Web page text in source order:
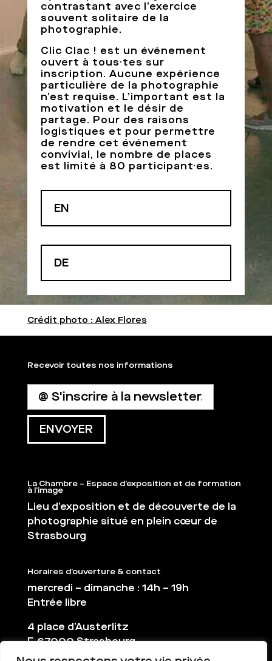
contrastant avec l’exercice
souvent solitaire de la
photographie.
Clic Clac ! est un événement
ouvert à tous·tes sur
inscription. Aucune expérience
particulière de la photographie
n’est requise. L’important est la
motivation et le désir de
partage. Pour des raisons
logistiques et pour permettre
de rendre cet événement
convivial, le nombre de places
est limité à 80 participant·es.
EN
DE
Crédit photo : Alex Flores
Recevoir toutes nos informations
La Chambre – Espace d’exposition et de formation
à l’image
Lieu d’exposition et de découverte de la
photographie situé en plein cœur de
Strasbourg
Horaires d’ouverture & contact
mercredi – dimanche : 14h – 19h
Entrée libre
4 place d’Austerlitz
F-67000 Strasbourg